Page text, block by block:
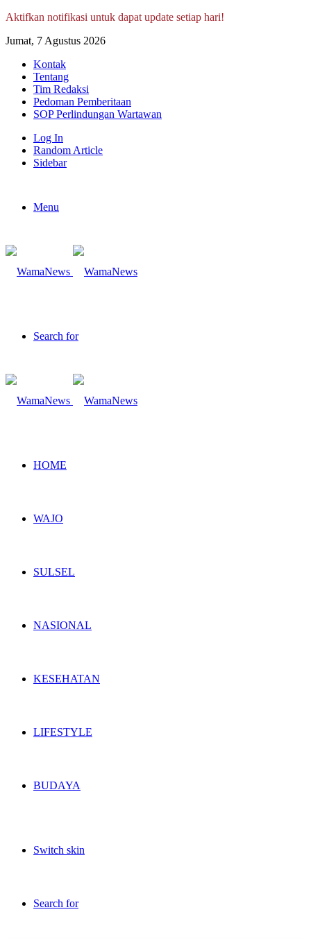
Aktifkan notifikasi untuk dapat update setiap hari!
Jumat, 7 Agustus 2026
Kontak
Tentang
Tim Redaksi
Pedoman Pemberitaan
SOP Perlindungan Wartawan
Log In
Random Article
Sidebar
Menu
Search for
HOME
WAJO
SULSEL
NASIONAL
KESEHATAN
LIFESTYLE
BUDAYA
Switch skin
Search for